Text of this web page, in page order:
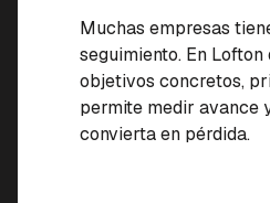
Muchas empresas
seguimiento. En
objetivos concretos,
permite medir avance
convierta en pérdida.